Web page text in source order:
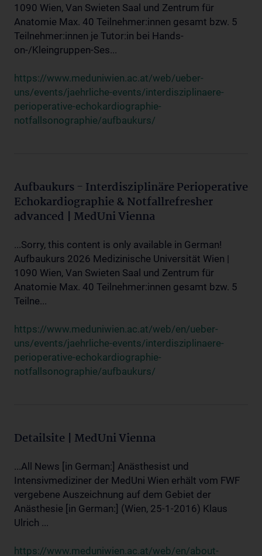
1090 Wien, Van Swieten Saal und Zentrum für
Anatomie Max. 40 Teilnehmer:innen gesamt bzw. 5
Teilnehmer:innen je Tutor:in bei Hands-
on-/Kleingruppen-Ses...
https://www.meduniwien.ac.at/web/ueber-
uns/events/jaehrliche-events/interdisziplinaere-
perioperative-echokardiographie-
notfallsonographie/aufbaukurs/
Aufbaukurs - Interdisziplinäre Perioperative
Echokardiographie & Notfallrefresher
advanced | MedUni Vienna
...Sorry, this content is only available in German!
Aufbaukurs 2026 Medizinische Universität Wien |
1090 Wien, Van Swieten Saal und Zentrum für
Anatomie Max. 40 Teilnehmer:innen gesamt bzw. 5
Teilne...
https://www.meduniwien.ac.at/web/en/ueber-
uns/events/jaehrliche-events/interdisziplinaere-
perioperative-echokardiographie-
notfallsonographie/aufbaukurs/
Detailsite | MedUni Vienna
...All News [in German:] Anästhesist und
Intensivmediziner der MedUni Wien erhält vom FWF
vergebene Auszeichnung auf dem Gebiet der
Anästhesie [in German:] (Wien, 25-1-2016) Klaus
Ulrich ...
https://www.meduniwien.ac.at/web/en/about-